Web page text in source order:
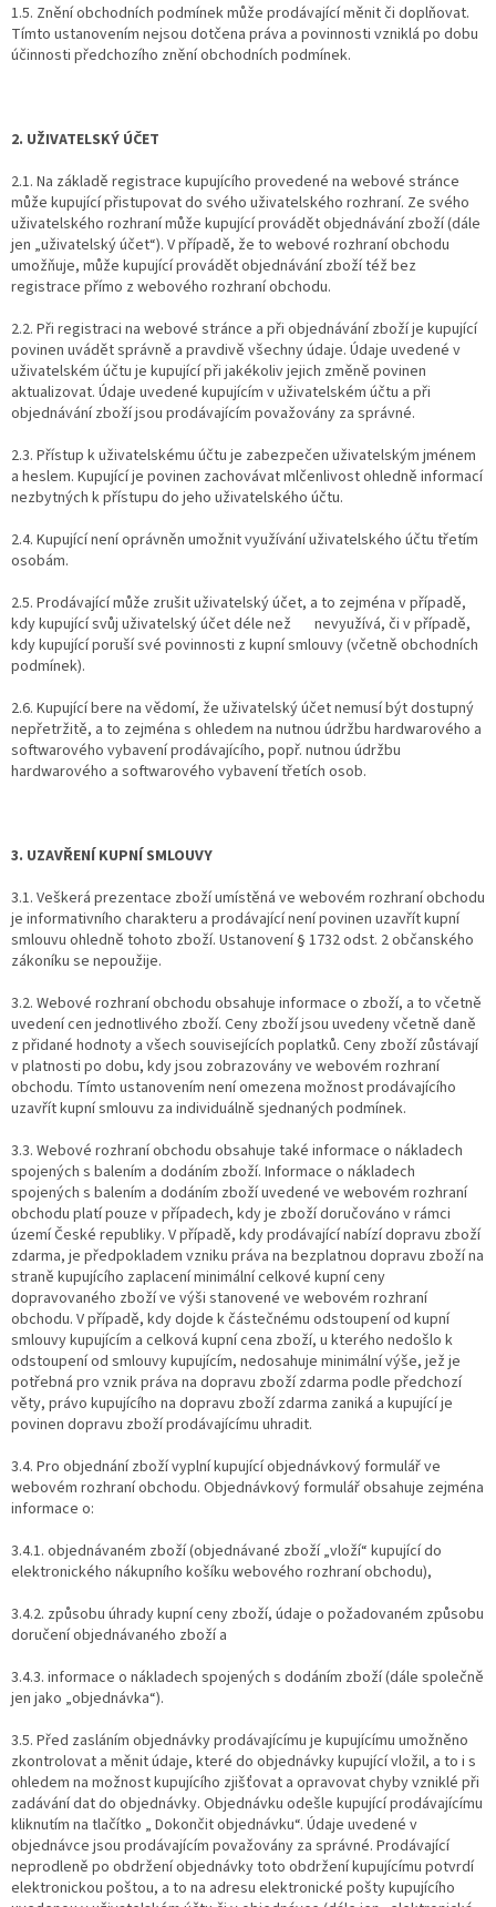
1.5. Znění obchodních podmínek může prodávající měnit či doplňovat.
Tímto ustanovením nejsou dotčena práva a povinnosti vzniklá po dobu
účinnosti předchozího znění obchodních podmínek.
2. UŽIVATELSKÝ ÚČET
2.1. Na základě registrace kupujícího provedené na webové stránce
může kupující přistupovat do svého uživatelského rozhraní. Ze svého
uživatelského rozhraní může kupující provádět objednávání zboží (dále
jen „uživatelský účet“). V případě, že to webové rozhraní obchodu
umožňuje, může kupující provádět objednávání zboží též bez
registrace přímo z webového rozhraní obchodu.
2.2. Při registraci na webové stránce a při objednávání zboží je kupující
povinen uvádět správně a pravdivě všechny údaje. Údaje uvedené v
uživatelském účtu je kupující při jakékoliv jejich změně povinen
aktualizovat. Údaje uvedené kupujícím v uživatelském účtu a při
objednávání zboží jsou prodávajícím považovány za správné.
2.3. Přístup k uživatelskému účtu je zabezpečen uživatelským jménem
a heslem. Kupující je povinen zachovávat mlčenlivost ohledně informací
nezbytných k přístupu do jeho uživatelského účtu.
2.4. Kupující není oprávněn umožnit využívání uživatelského účtu třetím
osobám.
2.5. Prodávající může zrušit uživatelský účet, a to zejména v případě,
kdy kupující svůj uživatelský účet déle než
nevyužívá, či v případě,
kdy kupující poruší své povinnosti z kupní smlouvy (včetně obchodních
podmínek).
2.6. Kupující bere na vědomí, že uživatelský účet nemusí být dostupný
nepřetržitě, a to zejména s ohledem na nutnou údržbu hardwarového a
softwarového vybavení prodávajícího, popř. nutnou údržbu
hardwarového a softwarového vybavení třetích osob.
3. UZAVŘENÍ KUPNÍ SMLOUVY
3.1. Veškerá prezentace zboží umístěná ve webovém rozhraní obchodu
je informativního charakteru a prodávající není povinen uzavřít kupní
smlouvu ohledně tohoto zboží. Ustanovení § 1732 odst. 2 občanského
zákoníku se nepoužije.
3.2. Webové rozhraní obchodu obsahuje informace o zboží, a to včetně
uvedení cen jednotlivého zboží. Ceny zboží jsou uvedeny včetně daně
z přidané hodnoty a všech souvisejících poplatků. Ceny zboží zůstávají
v platnosti po dobu, kdy jsou zobrazovány ve webovém rozhraní
obchodu. Tímto ustanovením není omezena možnost prodávajícího
uzavřít kupní smlouvu za individuálně sjednaných podmínek.
3.3. Webové rozhraní obchodu obsahuje také informace o nákladech
spojených s balením a dodáním zboží. Informace o nákladech
spojených s balením a dodáním zboží uvedené ve webovém rozhraní
obchodu platí pouze v případech, kdy je zboží doručováno v rámci
území České republiky. V případě, kdy prodávající nabízí dopravu zboží
zdarma, je předpokladem vzniku práva na bezplatnou dopravu zboží na
straně kupujícího zaplacení minimální celkové kupní ceny
dopravovaného zboží ve výši stanovené ve webovém rozhraní
obchodu. V případě, kdy dojde k částečnému odstoupení od kupní
smlouvy kupujícím a celková kupní cena zboží, u kterého nedošlo k
odstoupení od smlouvy kupujícím, nedosahuje minimální výše, jež je
potřebná pro vznik práva na dopravu zboží zdarma podle předchozí
věty, právo kupujícího na dopravu zboží zdarma zaniká a kupující je
povinen dopravu zboží prodávajícímu uhradit.
3.4. Pro objednání zboží vyplní kupující objednávkový formulář ve
webovém rozhraní obchodu. Objednávkový formulář obsahuje zejména
informace o:
3.4.1. objednávaném zboží (objednávané zboží „vloží“ kupující do
elektronického nákupního košíku webového rozhraní obchodu),
3.4.2. způsobu úhrady kupní ceny zboží, údaje o požadovaném způsobu
doručení objednávaného zboží a
3.4.3. informace o nákladech spojených s dodáním zboží (dále společně
jen jako „objednávka“).
3.5. Před zasláním objednávky prodávajícímu je kupujícímu umožněno
zkontrolovat a měnit údaje, které do objednávky kupující vložil, a to i s
ohledem na možnost kupujícího zjišťovat a opravovat chyby vzniklé při
zadávání dat do objednávky. Objednávku odešle kupující prodávajícímu
kliknutím na tlačítko „ Dokončit objednávku“. Údaje uvedené v
objednávce jsou prodávajícím považovány za správné. Prodávající
neprodleně po obdržení objednávky toto obdržení kupujícímu potvrdí
elektronickou poštou, a to na adresu elektronické pošty kupujícího